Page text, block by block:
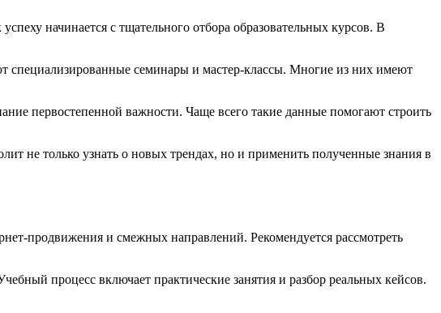
начинается с тщательного отбора образовательных курсов. В
специализированные семинары и мастер-классы. Многие из них имеют
первостепенной важности. Чаще всего такие данные помогают строить
не только узнать о новых трендах, но и применить полученные знания в
продвижения и смежных направлений. Рекомендуется рассмотреть
процесс включает практические занятия и разбор реальных кейсов.